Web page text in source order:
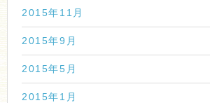
2015年11月
2015年9月
2015年5月
2015年1月